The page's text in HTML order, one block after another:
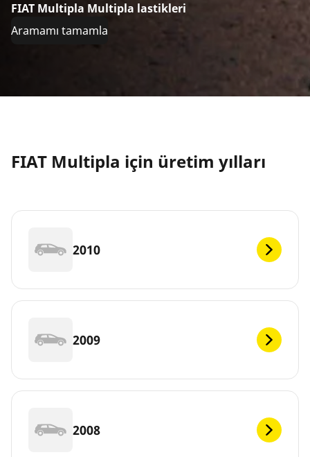
FIAT Multipla Multipla lastikleri
Aramamı tamamla
FIAT Multipla için üretim yılları
2010
2009
2008